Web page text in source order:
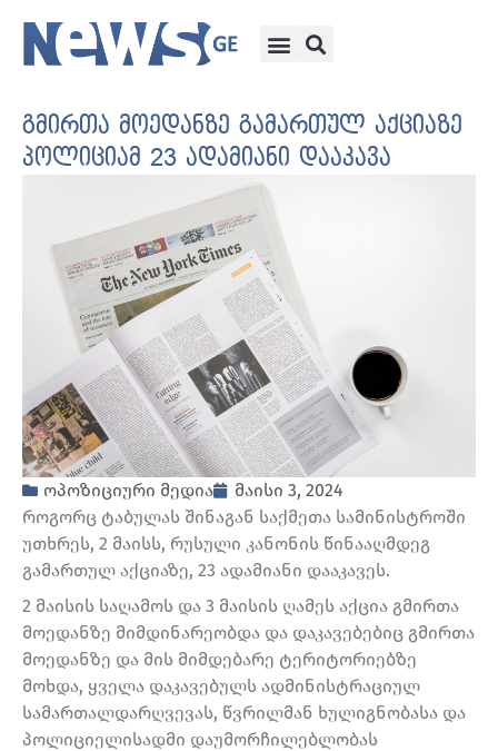
გმირთა მოედანზე გამართულ აქციაზე
პოლიციამ 23 ადამიანი დააკავა
ოპოზიციური მედია
მაისი 3, 2024
როგორც ტაბულას შინაგან საქმეთა სამინისტროში
უთხრეს, 2 მაისს, რუსული კანონის წინააღმდეგ
გამართულ აქციაზე, 23 ადამიანი დააკავეს.
2 მაისის საღამოს და 3 მაისის ღამეს აქცია გმირთა
მოედანზე მიმდინარეობდა და დაკავებებიც გმირთა
მოედანზე და მის მიმდებარე ტერიტორიებზე
მოხდა, ყველა დაკავებულს ადმინისტრაციულ
სამართალდარღვევას, წვრილმან ხულიგნობასა და
პოლიციელისადმი დაუმორჩილებლობას